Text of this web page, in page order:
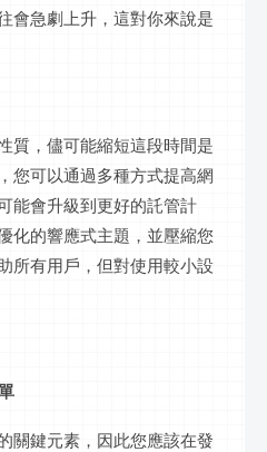
會急劇上升，這對你來說是
質，儘可能縮短這段時間是
您可以通過多種方式提高網
能會升級到更好的託管計
化的響應式主題，並壓縮您
所有用戶，但對使用較小設
關鍵元素，因此您應該在發